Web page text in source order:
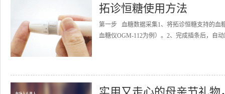
拓诊恒糖使用方法
第一步 血糖数据采集1、将拓诊恒糖支持的血
血糖仪OGM-112为例）。2、完成插条后，自